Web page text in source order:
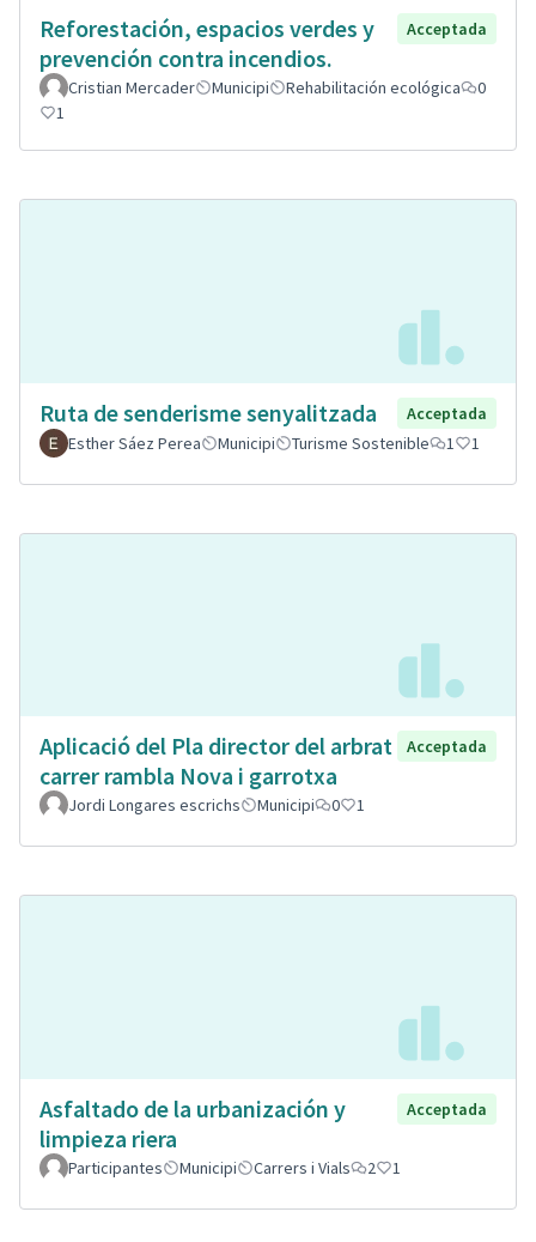
Reforestación, espacios verdes y
prevención contra incendios.
Acceptada
Cristian Mercader Municipi Rehabilitación ecológica
0
1
Ruta de senderisme senyalitzada
Acceptada
Esther Sáez Perea
Municipi Turisme Sostenible 1 1
Aplicació del Pla director del arbrat
carrer rambla Nova i garrotxa
Acceptada
Jordi Longares escrichs Municipi 0 1
Asfaltado de la urbanización y
limpieza riera
Acceptada
Participantes Municipi Carrers i Vials 2 1